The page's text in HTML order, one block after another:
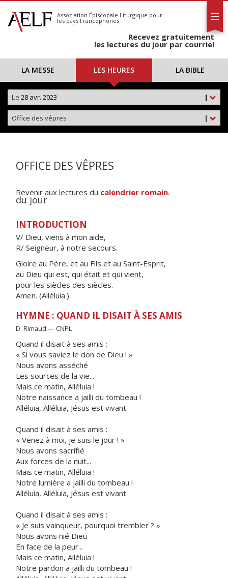
S'abonner
Calendrier
Association Épiscopale Liturgique pour
les pays Francophones
Recevez gratuitement
les lectures du jour par courriel
LA MESSE LES HEURES LA BIBLE
|
Le 28 avr. 2023
|
Office des vêpres
OFFICE DES VÊPRES
Revenir aux lectures du calendrier romain.
du jour
INTRODUCTION
V/ Dieu, viens à mon aide,
R/ Seigneur, à notre secours.
Gloire au Père, et au Fils et au Saint-Esprit,
au Dieu qui est, qui était et qui vient,
pour les siècles des siècles.
Amen. (Alléluia.)
HYMNE : QUAND IL DISAIT À SES AMIS
D. Rimaud — CNPL
Quand il disait à ses amis :
« Si vous saviez le don de Dieu ! »
Nous avons asséché
Les sources de la vie...
Mais ce matin, Alléluia !
Notre naissance a jailli du tombeau !
Alléluia, Alléluia, Jésus est vivant.
Quand il disait à ses amis :
« Venez à moi, je suis le jour ! »
Nous avons sacrifié
Aux forces de la nuit...
Mais ce matin, Alléluia !
Notre lumière a jailli du tombeau !
Alléluia, Alléluia, Jésus est vivant.
Quand il disait à ses amis :
« Je suis vainqueur, pourquoi trembler ? »
Nous avons nié Dieu
En face de la peur...
Mais ce matin, Alléluia !
Notre pardon a jailli du tombeau !